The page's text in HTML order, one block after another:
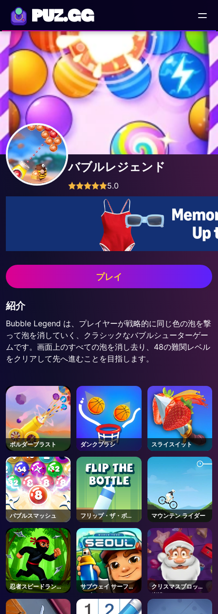
PUZ.GG
バブルレジェンド
5.0
プレイ
紹介
Bubble Legend は、プレイヤーが戦略的に同じ色の泡を撃
って泡を消していく、クラシックなバブルシューターゲー
ムです。画面上のすべての泡を消し去り、48の難関レベル
をクリアして先へ進むことを目指します。
ボルダーブラスト ダンクブラシ スライスイット
バブルスマッシュ
フリップ・ザ・ボト
マウンテン ライダー
忍者スピードランナ
ー
サブウェイ サーファ
ーズ ソウル
クリスマスブロック
崩壊